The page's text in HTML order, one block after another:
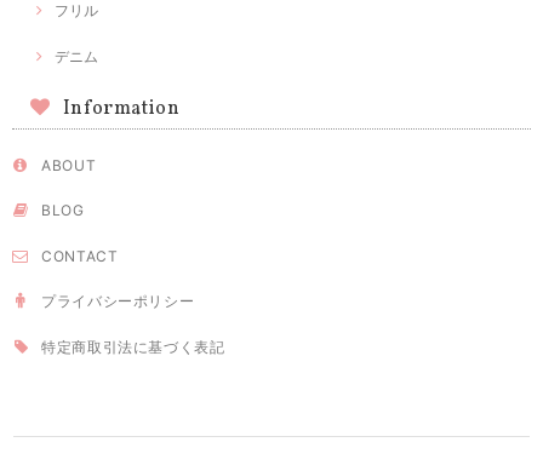
フリル
デニム
Information
ABOUT
BLOG
CONTACT
プライバシーポリシー
特定商取引法に基づく表記